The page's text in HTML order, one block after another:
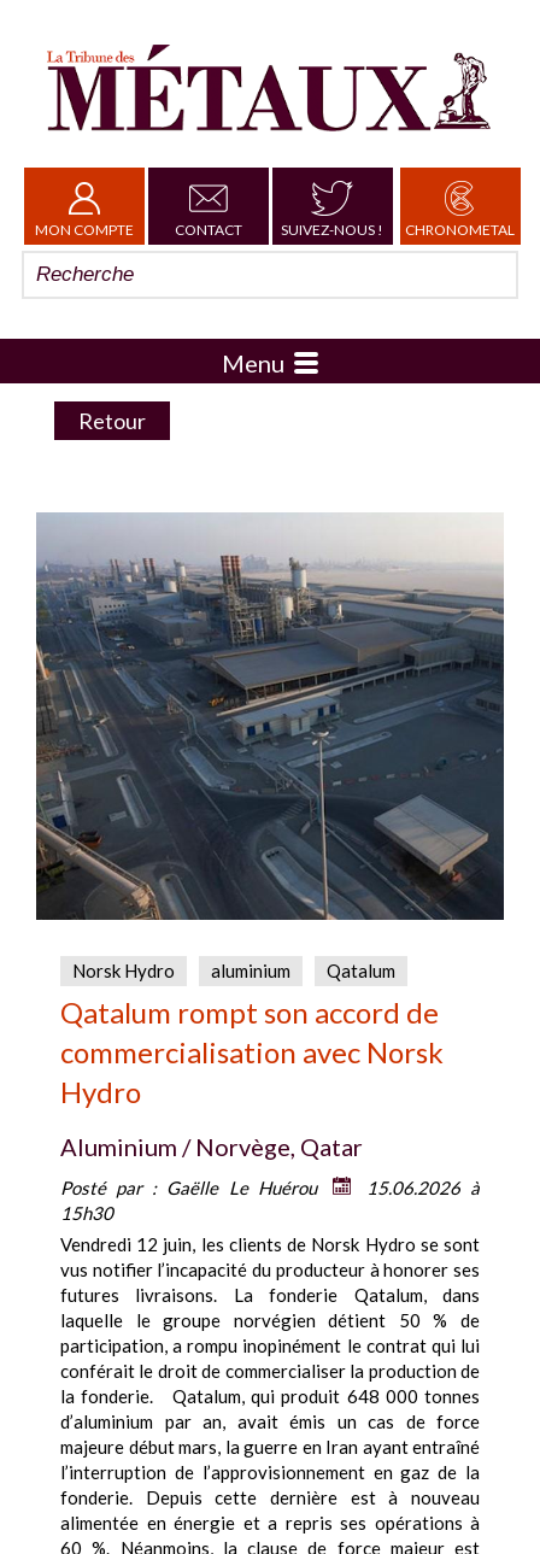
MON COMPTE CONTACT SUIVEZ-NOUS ! CHRONOMETAL
Menu
Retour
Norsk Hydro aluminium Qatalum
Qatalum rompt son accord de
commercialisation avec Norsk
Hydro
Aluminium / Norvège, Qatar
Posté par : Gaëlle Le Huérou
15.06.2026 à
15h30
Vendredi 12 juin, les clients de Norsk Hydro se sont
vus notifier l’incapacité du producteur à honorer ses
futures livraisons. La fonderie Qatalum, dans
laquelle le groupe norvégien détient 50 % de
participation, a rompu inopinément le contrat qui lui
conférait le droit de commercialiser la production de
la fonderie. Qatalum, qui produit 648 000 tonnes
d’aluminium par an, avait émis un cas de force
majeure début mars, la guerre en Iran ayant entraîné
l’interruption de l’approvisionnement en gaz de la
fonderie. Depuis cette dernière est à nouveau
alimentée en énergie et a repris ses opérations à
60 %. Néanmoins, la clause de force majeur est